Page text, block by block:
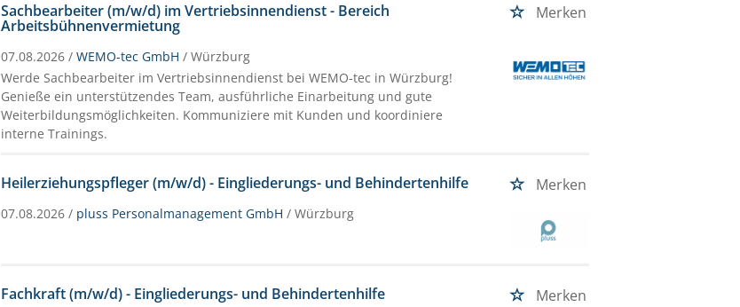
Sachbearbeiter (m/w/d) im Vertriebsinnendienst - Bereich
Arbeitsbühnenvermietung
Merken
07.08.2026 /WEMO-tec GmbH / Würzburg
Werde Sachbearbeiter im Vertriebsinnendienst bei WEMO-tec in Würzburg!
Genieße ein unterstützendes Team, ausführliche Einarbeitung und gute
Weiterbildungsmöglichkeiten. Kommuniziere mit Kunden und koordiniere
interne Trainings.
Heilerziehungspfleger (m/w/d) - Eingliederungs- und Behindertenhilfe Merken
07.08.2026 / pluss Personalmanagement GmbH / Würzburg
Fachkraft (m/w/d) - Eingliederungs- und Behindertenhilfe Merken